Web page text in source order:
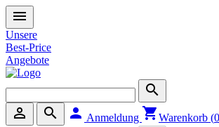
menu
Unsere
Best-Price
Angebote
search
person_outline
search person Anmeldung shopping_cartWarenkorb (0